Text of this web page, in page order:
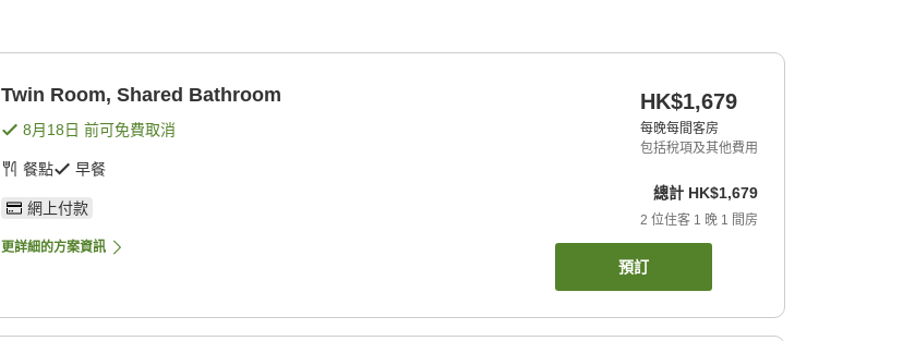
Twin Room, Shared Bathroom
8月18日 前可免費取消
餐點 早餐
網上付款
更詳細的方案資訊
HK$1,679
每晚每間客房
包括稅項及其他費用
總計 HK$1,679
2 位住客 1 晚 1 間房
預訂